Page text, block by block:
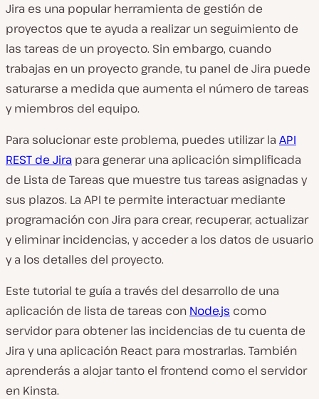
Jira es una popular herramienta de gestión de
proyectos que te ayuda a realizar un seguimiento de
las tareas de un proyecto. Sin embargo, cuando
trabajas en un proyecto grande, tu panel de Jira puede
saturarse a medida que aumenta el número de tareas
y miembros del equipo.
Para solucionar este problema, puedes utilizar la API
REST de Jira para generar una aplicación simplificada
de Lista de Tareas que muestre tus tareas asignadas y
sus plazos. La API te permite interactuar mediante
programación con Jira para crear, recuperar, actualizar
y eliminar incidencias, y acceder a los datos de usuario
y a los detalles del proyecto.
Este tutorial te guía a través del desarrollo de una
aplicación de lista de tareas con Node.js como
servidor para obtener las incidencias de tu cuenta de
Jira y una aplicación React para mostrarlas. También
aprenderás a alojar tanto el frontend como el servidor
en Kinsta.